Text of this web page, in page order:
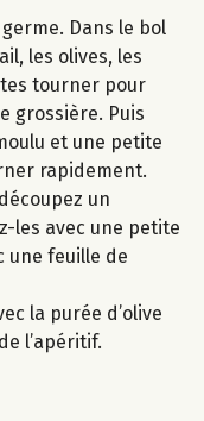
germe. Dans le bol
les olives, les
tourner pour
grossière. Puis
et une petite
rapidement.
un
les avec une petite
une feuille de
la purée d’olive
l’apéritif.